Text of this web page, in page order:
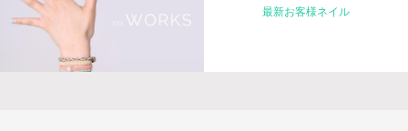
最新お客様ネイル